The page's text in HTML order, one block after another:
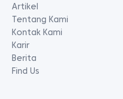
Artikel
Tentang Kami
Kontak Kami
Karir
Berita
Find Us